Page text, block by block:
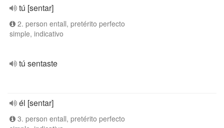
tú [sentar]
2. person entall, pretérito perfecto
simple, indicativo
tú sentaste
él [sentar]
3. person entall, pretérito perfecto